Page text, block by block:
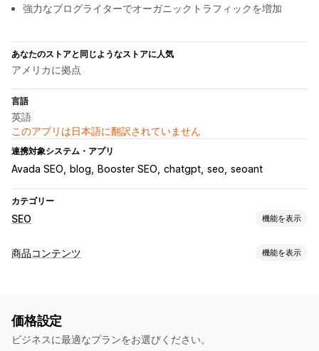
強力なブログライターでオーガニックトラフィックを増加
あなたのストアと同じようなストアに人気
アメリカに拠点
言語
英語
このアプリは日本語に翻訳されていません
連携対象システム・アプリ
Avada SEO blog Booster SEO chatgpt seo seoant
カテゴリー
SEO 機能を表示
SEOツール
ローカルSEO
コンテンツの最適化
オートメーション
商品コンテンツ 機能を表示
コンテンツ作成
価格設定
ビジネスに最適なプランをお選びください。